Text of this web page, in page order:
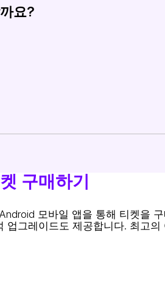
특정 기차 서비스에 따라 달라질
요?
안한 여행 경험을 제공하므로
며, 예약 시기와 여행 클래스에
에 이동을 선택하며, 여정은
수 있습니다. 여행에 적용되
구매하기
모바일 앱을 통해 티켓을
그레이드도 제공합니다. 최고의